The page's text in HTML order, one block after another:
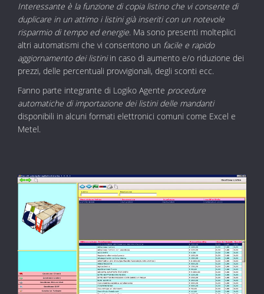
Interessante è la funzione di copia listino che vi consente di
duplicare in un attimo i listini già inseriti con un notevole
risparmio di tempo ed energie. Ma sono presenti molteplici
altri automatismi che vi consentono un facile e rapido
aggiornamento dei listiniin caso di aumento e/o riduzione dei
prezzi, delle percentuali provvigionali, degli sconti ecc.
Fanno parte integrante di Logiko Agente procedure
automatiche di importazione dei listini delle mandanti
disponibili in alcuni formati elettronici comuni come Excel e
Metel.